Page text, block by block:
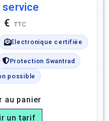
€ TTC
Électronique certifiée
Protection Swantrad
possible
au panier
un tarif